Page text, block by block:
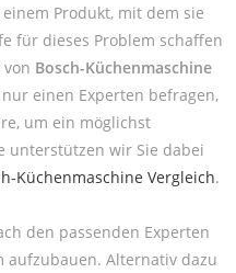
Produkt, mit dem sie
für dieses Problem schaffen
Bosch-Küchenmaschine
einen Experten befragen,
um ein möglichst
unterstützen wir Sie dabei
Küchenmaschine Vergleich.
den passenden Experten
aufzubauen. Alternativ dazu